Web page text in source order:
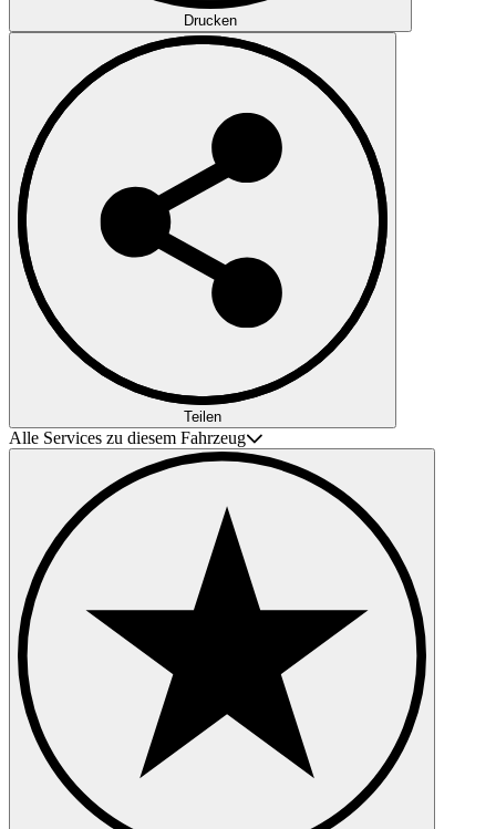
Drucken
Teilen
Alle Services zu diesem Fahrzeug